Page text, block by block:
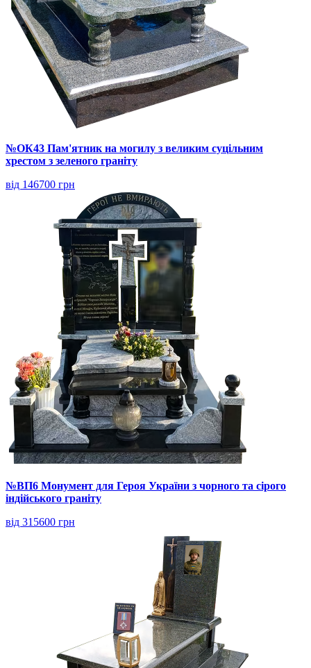
№ОК43 Пам'ятник на могилу з великим суцільним
хрестом з зеленого граніту
від 146700 грн
№ВП6 Монумент для Героя України з чорного та сірого
індійського граніту
від 315600 грн